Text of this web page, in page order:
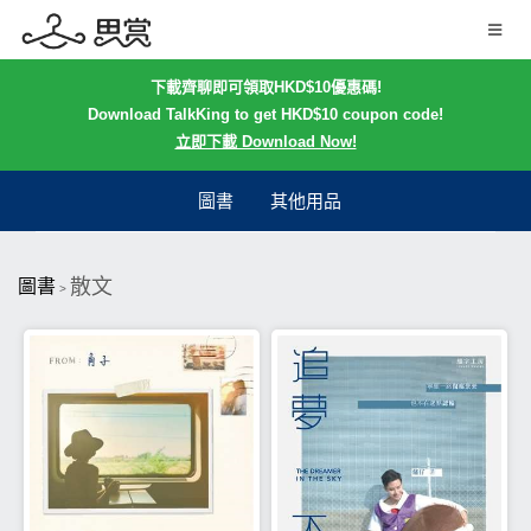
下載齊聊即可領取HKD$10優惠碼!
Download TalkKing to get HKD$10 coupon code!
立即下載 Download Now!
圖書 其他用品
圖書 > 散文